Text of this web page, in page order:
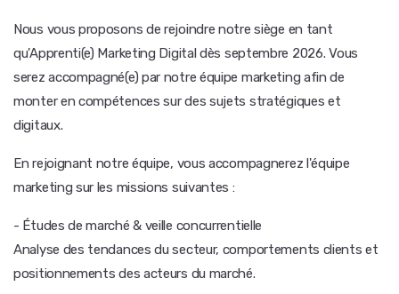
Nous vous proposons de rejoindre notre siège en tant
qu'Apprenti(e) Marketing Digital dès septembre 2026. Vous
serez accompagné(e) par notre équipe marketing afin de
monter en compétences sur des sujets stratégiques et
digitaux.
En rejoignant notre équipe, vous accompagnerez l'équipe
marketing sur les missions suivantes :
- Études de marché & veille concurrentielle
Analyse des tendances du secteur, comportements clients et
positionnements des acteurs du marché.